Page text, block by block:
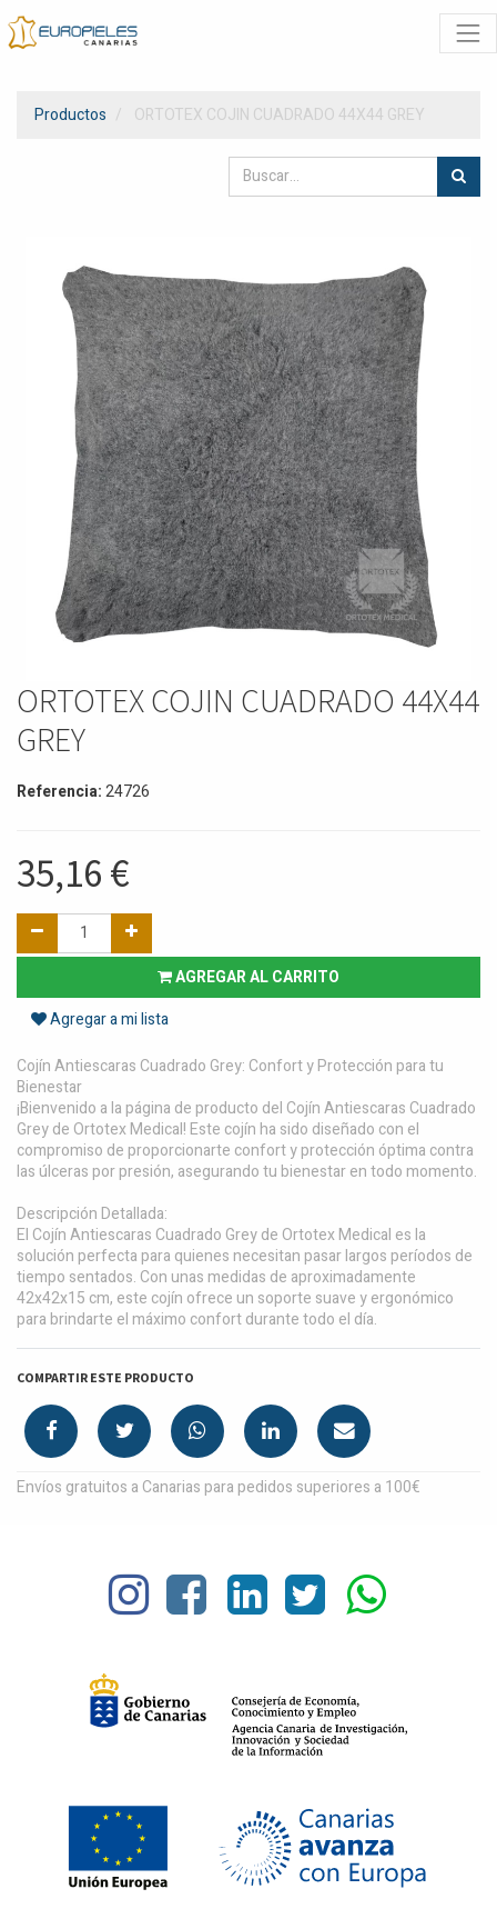
Productos ORTOTEX COJIN CUADRADO 44X44 GREY
ORTOTEX COJIN CUADRADO 44X44
GREY
Referencia:24726
35,16 €
AGREGAR AL CARRITO
Agregar a mi lista
Cojín Antiescaras Cuadrado Grey: Confort y Protección para tu
Bienestar
¡Bienvenido a la página de producto del Cojín Antiescaras Cuadrado
Grey de Ortotex Medical! Este cojín ha sido diseñado con el
compromiso de proporcionarte confort y protección óptima contra
las úlceras por presión, asegurando tu bienestar en todo momento.
Descripción Detallada:
El Cojín Antiescaras Cuadrado Grey de Ortotex Medical es la
solución perfecta para quienes necesitan pasar largos períodos de
tiempo sentados. Con unas medidas de aproximadamente
42x42x15 cm, este cojín ofrece un soporte suave y ergonómico
para brindarte el máximo confort durante todo el día.
COMPARTIR ESTE PRODUCTO
Envíos gratuitos a Canarias para pedidos superiores a 100€